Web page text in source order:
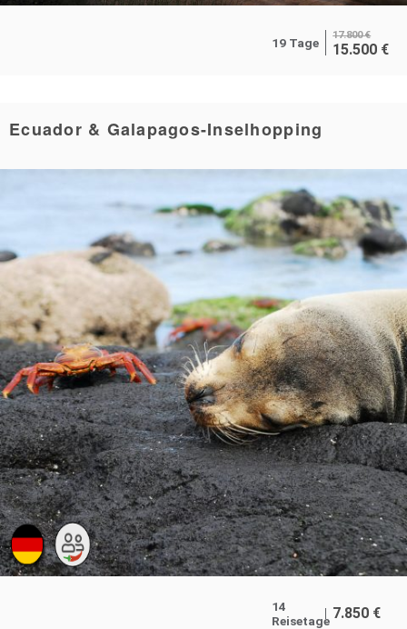
19 Tage
17.800 €
15.500 €
Ecuador & Galapagos-Inselhopping
14
Reisetage 7.850 €